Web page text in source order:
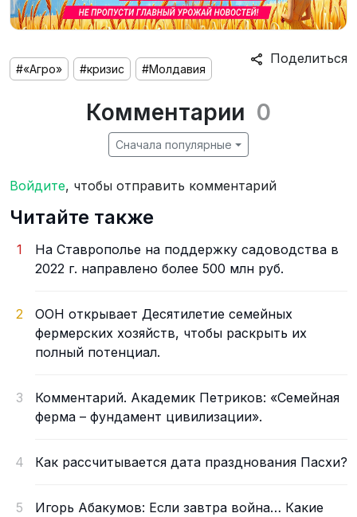
Поделиться
#«Агро» #кризис #Молдавия
Комментарии 0
Сначала популярные
Войдите, чтобы отправить комментарий
Читайте также
1
На Ставрополье на поддержку садоводства в
2022 г. направлено более 500 млн руб.
2
ООН открывает Десятилетие семейных
фермерских хозяйств, чтобы раскрыть их
полный потенциал.
3
Комментарий. Академик Петриков: «Семейная
ферма – фундамент цивилизации».
4 Как рассчитывается дата празднования Пасхи?
5
Игорь Абакумов: Если завтра война… Какие